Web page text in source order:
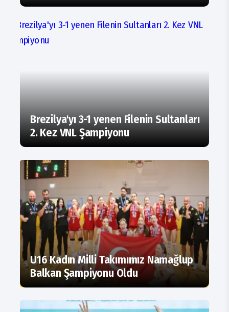
Brezilya'yı 3-1 yenen Filenin Sultanları
2. Kez VNL Şampiyonu
U16 Kadın Milli Takımımız Namağlup
Balkan Şampiyonu Oldu